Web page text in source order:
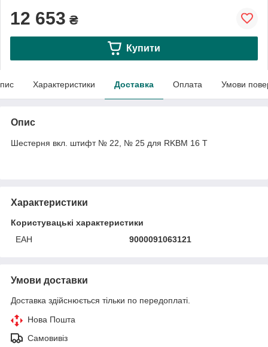
12 653 ₴
Купити
Характеристики Доставка Оплата Умови
Опис
Шестерня вкл. штифт № 22, № 25 для RKBM 16 T
Характеристики
Користувацькі характеристики
ЕАН
9000091063121
Умови доставки
Доставка здійснюється тільки по передоплаті.
Нова Пошта
Самовивіз